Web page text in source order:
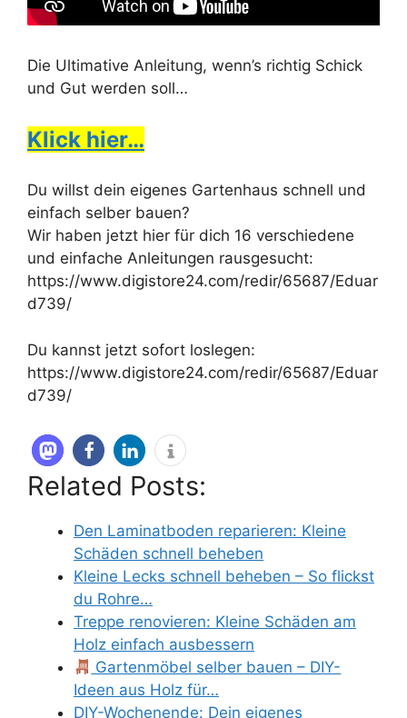
Die Ultimative Anleitung, wenn’s richtig Schick
und Gut werden soll…
Klick hier…
Du willst dein eigenes Gartenhaus schnell und
einfach selber bauen?
Wir haben jetzt hier für dich 16 verschiedene
und einfache Anleitungen rausgesucht:
https://www.digistore24.com/redir/65687/Eduar
d739/
Du kannst jetzt sofort loslegen:
https://www.digistore24.com/redir/65687/Eduar
d739/
Related Posts:
Den Laminatboden reparieren: Kleine
Schäden schnell beheben
Kleine Lecks schnell beheben – So flickst
du Rohre…
Treppe renovieren: Kleine Schäden am
Holz einfach ausbessern
Gartenmöbel selber bauen – DIY-
Ideen aus Holz für…
DIY-Wochenende: Dein eigenes